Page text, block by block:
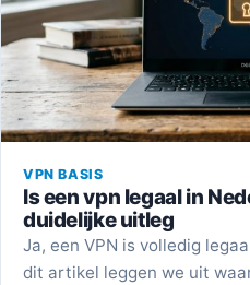
VPN BASIS
Is een vpn legaal in
duidelijke uitleg
Ja, een VPN is volledig
dit artikel leggen we uit